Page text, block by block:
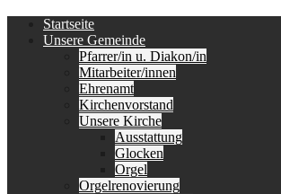
Erstes
Menü
Startseite
Unsere Gemeinde
Pfarrer/in u. Diakon/in
Mitarbeiter/innen
Ehrenamt
Kirchenvorstand
Unsere Kirche
Ausstattung
Glocken
Orgel
Orgelrenovierung